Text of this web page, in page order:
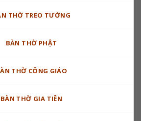
THỜ TREO TƯỜNG
BÀN THỜ PHẬT
THỜ CÔNG GIÁO
BÀN THỜ GIA TIÊN